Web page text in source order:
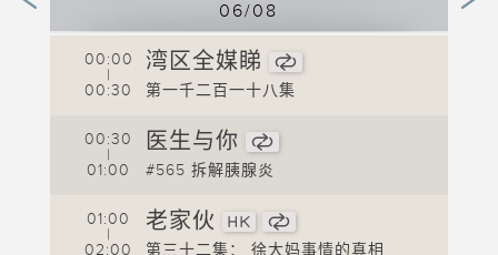
06/08
00:00
|
00:30
湾区全媒睇
第一千二百一十八集
00:30
|
01:00
医生与你
#565 拆解胰腺炎
01:00
|
02:00
老家伙
第三十二集： 徐大妈事情的真相